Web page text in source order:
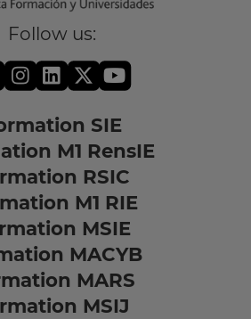
Follow us:
SIE
M1 RensIE
RSIC
M1 RIE
MSIE
MACYB
MARS
MSIJ